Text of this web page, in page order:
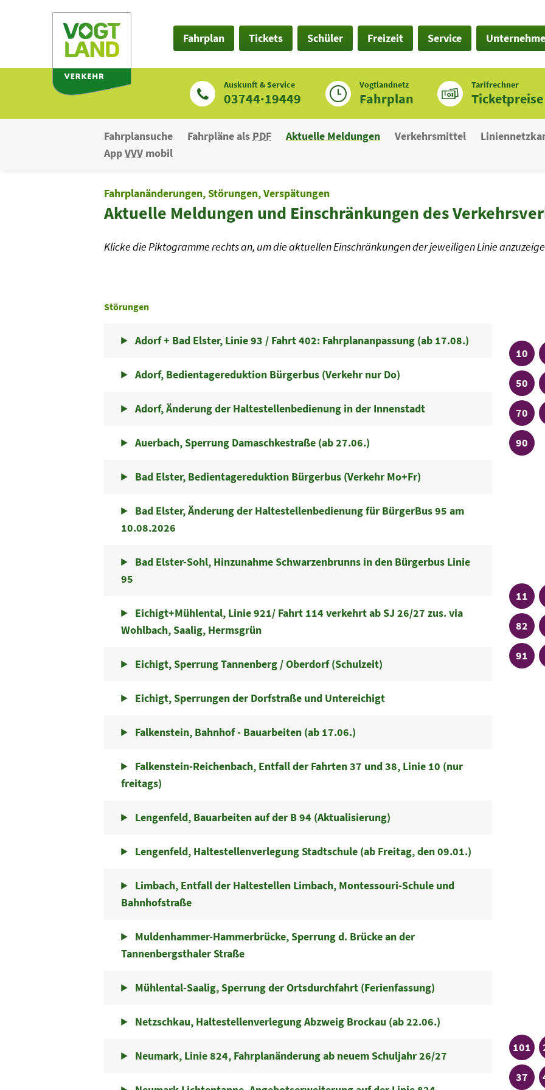
Fahrplan Tickets Schüler Freizeit Service
Auskunft & Service
03744·19449
Vogtlandnetz
Fahrplan
Tarifrechner
Ticketpreise
Fahrplansuche Fahrpläne als PDF Aktuelle Meldungen Verkehrsmittel
AppVVV mobil
Fahrplanänderungen, Störungen, Verspätungen
Aktuelle Meldungen und Einschränkungen des
Klicke die Piktogramme rechts an, um die aktuellen Einschränkungen der jeweiligen Linie
Linie
10
Linie
50
Linie
70
Linie
90
Linie
11
Linie
82
Linie
91
Linie
101
Linie
37
Störungen
Adorf + Bad Elster, Linie 93 / Fahrt 402: Fahrplananpassung (ab 17.08.)
Adorf, Bedientagereduktion Bürgerbus (Verkehr nur Do)
Adorf, Änderung der Haltestellenbedienung in der Innenstadt
Auerbach, Sperrung Damaschkestraße (ab 27.06.)
Bad Elster, Bedientagereduktion Bürgerbus (Verkehr Mo+Fr)
Bad Elster, Änderung der Haltestellenbedienung für BürgerBus 95 am
10.08.2026
Bad Elster-Sohl, Hinzunahme Schwarzenbrunns in den Bürgerbus Linie
95
Eichigt+Mühlental, Linie 921/ Fahrt 114 verkehrt ab SJ 26/27 zus. via
Wohlbach, Saalig, Hermsgrün
Eichigt, Sperrung Tannenberg / Oberdorf (Schulzeit)
Eichigt, Sperrungen der Dorfstraße und Untereichigt
Falkenstein, Bahnhof - Bauarbeiten (ab 17.06.)
Falkenstein-Reichenbach, Entfall der Fahrten 37 und 38, Linie 10 (nur
freitags)
Lengenfeld, Bauarbeiten auf der B 94 (Aktualisierung)
Lengenfeld, Haltestellenverlegung Stadtschule (ab Freitag, den 09.01.)
Limbach, Entfall der Haltestellen Limbach, Montessouri-Schule und
Bahnhofstraße
Muldenhammer-Hammerbrücke, Sperrung d. Brücke an der
Tannenbergsthaler Straße
Mühlental-Saalig, Sperrung der Ortsdurchfahrt (Ferienfassung)
Netzschkau, Haltestellenverlegung Abzweig Brockau (ab 22.06.)
Neumark, Linie 824, Fahrplanänderung ab neuem Schuljahr 26/27